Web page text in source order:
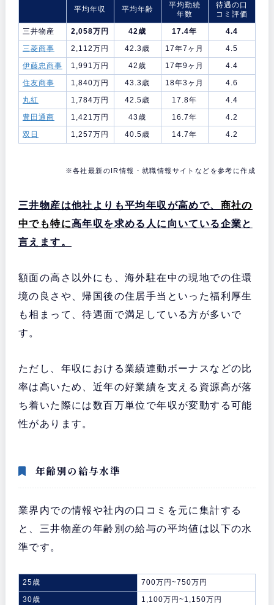
平均年収 平均年齢
平均勤続
年数
待遇の口
コミ評価
三井物産
2,058万円 42歳 17.4年
4.4
三菱商事
2,112万円 42.3歳 17年7ヶ月
4.5
伊藤忠商事
1,991万円 42歳 17年9ヶ月
4.4
住友商事
1,840万円 43.3歳 18年3ヶ月
4.6
丸紅
1,784万円 42.5歳 17.8年
4.4
豊田通商
1,421万円 43歳 16.7年
4.2
双日
1,257万円 40.5歳 14.7年 4.2
※各社最新のIR情報・就職情報サイトなどを参考に作成
三井物産は他社よりも平均年収が高めで、 商社の
中でも特に高年収を求める人に向いている企業と
言えます。
額面の高さ以外にも、海外駐在中の現地での住環
境の良さや、帰国後の住居手当といった福利厚生
も相まって、待遇面で満足している方が多いで
す。
ただし、年収における業績連動ボーナスなどの比
率は高いため、近年の好業績を支える資源高が落
ち着いた際には数百万単位で年収が変動する可能
性があります。
年齢別の給与水準
業界内での情報や社内の口コミを元に集計する
と、三井物産の年齢別の給与の平均値は以下の水
準です。
25歳
700万円~750万円
30歳
1,100万円~1,150万円